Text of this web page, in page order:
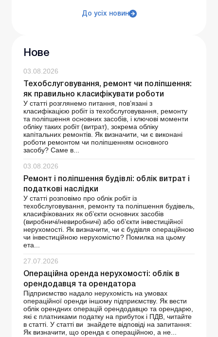
До усіх новин
Нове
03.08.2026
Техобслуговування, ремонт чи поліпшення:
як правильно класифікувати роботи
У статті розглянемо питання, пов’язані з
класифікацією робіт із техобслуговування, ремонту
та поліпшення основних засобів, і ключові моменти
обліку таких робіт (витрат), зокрема обліку
капітальних ремонтів. Як визначити, чи є виконані
роботи ремонтом чи поліпшенням основного
засобу? Саме в...
03.08.2026
Ремонт і поліпшення будівлі: облік витрат і
податкові наслідки
У статті розповімо про облік робіт із
техобслуговування, ремонту та поліпшення будівель,
класифікованих як об’єкти основних засобів
(виробничі/невиробничі) або об’єкти інвестиційної
нерухомості. Як визначити, чи є будівля операційною
чи інвестиційною нерухомістю? Помилка на цьому
ета...
27.07.2026
Операційна оренда нерухомості: облік в
орендодавця та орендатора
Підприємство надало нерухомість на умовах
операційної оренди іншому підприємству. Як вести
облік орендних операцій орендодавцю та орендарю,
які є платниками податку на прибуток і ПДВ, читайте
в статті. У статті ви знайдете відповіді на запитання:
Як визначити, що оренда є операційною, а не...